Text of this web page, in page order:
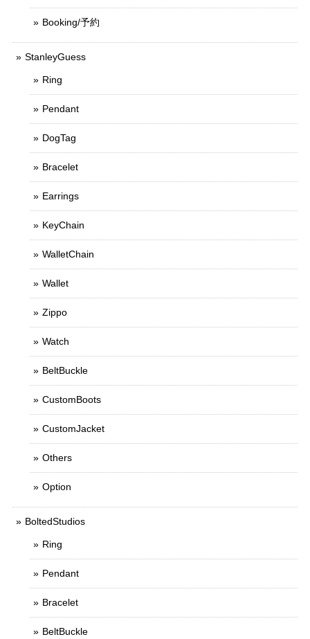
Booking/予約
StanleyGuess
Ring
Pendant
DogTag
Bracelet
Earrings
KeyChain
WalletChain
Wallet
Zippo
Watch
BeltBuckle
CustomBoots
CustomJacket
Others
Option
BoltedStudios
Ring
Pendant
Bracelet
BeltBuckle